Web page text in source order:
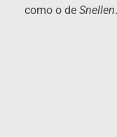
como o de Snellen.